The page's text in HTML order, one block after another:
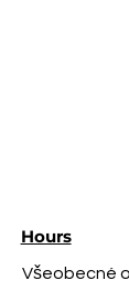
Hours
Všeobecné